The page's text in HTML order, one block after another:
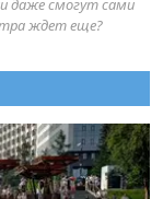
даже смогут сами
ждет еще?